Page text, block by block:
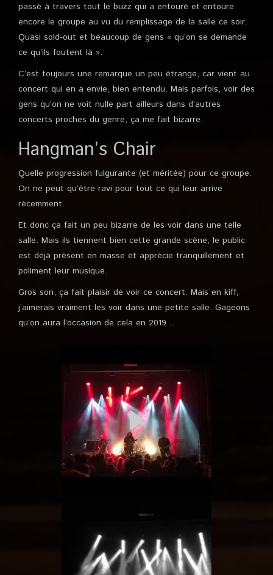
passé à travers tout le buzz qui a entouré et entoure
encore le groupe au vu du remplissage de la salle ce soir.
Quasi sold-out et beaucoup de gens « qu’on se demande
ce qu’ils foutent là ».
C’est toujours une remarque un peu étrange, car vient au
concert qui en a envie, bien entendu. Mais parfois, voir des
gens qu’on ne voit nulle part ailleurs dans d’autres
concerts proches du genre, ça me fait bizarre.
Hangman’s Chair
Quelle progression fulgurante (et méritée) pour ce groupe.
On ne peut qu’être ravi pour tout ce qui leur arrive
récemment.
Et donc ça fait un peu bizarre de les voir dans une telle
salle. Mais ils tiennent bien cette grande scène, le public
est déjà présent en masse et apprécie tranquillement et
poliment leur musique.
Gros son, ça fait plaisir de voir ce concert. Mais en kiff,
j’aimerais vraiment les voir dans une petite salle. Gageons
qu’on aura l’occasion de cela en 2019 ..